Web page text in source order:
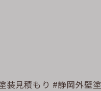
見積もり #静岡外壁